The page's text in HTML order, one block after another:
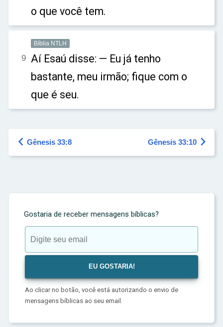
o que você tem.
Bíblia NTLH
9 Aí Esaú disse: — Eu já tenho
bastante, meu irmão; fique com o
que é seu.
 Gênesis 33:8 Gênesis 33:10 
Gostaria de receber mensagens bíblicas?
Ao clicar no botão, você está autorizando o envio de
mensagens bíblicas ao seu email.